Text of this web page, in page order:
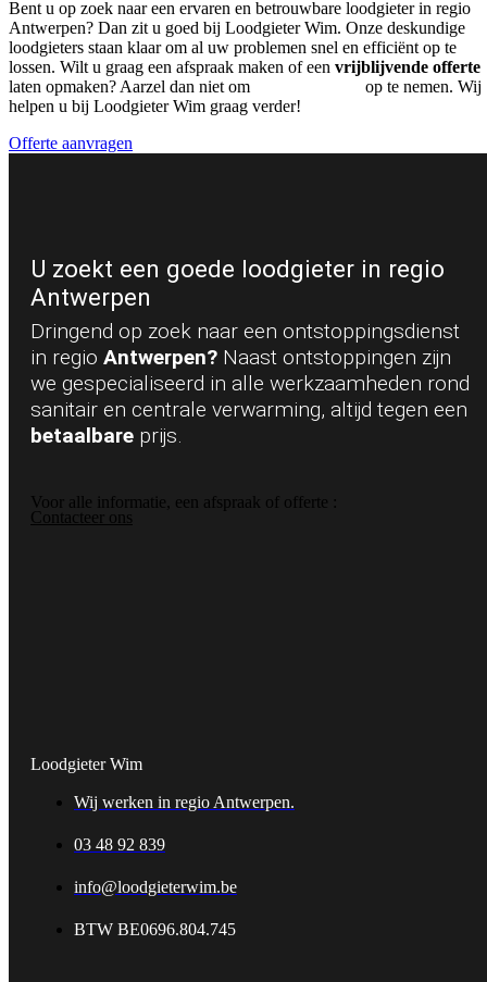
Bent u op zoek naar een ervaren en betrouwbare loodgieter in regio
Antwerpen? Dan zit u goed bij Loodgieter Wim. Onze deskundige
loodgieters staan klaar om al uw problemen snel en efficiënt op te
lossen. Wilt u graag een afspraak maken of een vrijblijvende offerte
laten opmaken? Aarzel dan niet om
op te nemen. Wij
helpen u bij Loodgieter Wim graag verder!
Offerte aanvragen
U zoekt een goede loodgieter in regio
Antwerpen
Dringend op zoek naar een ontstoppingsdienst
in regio Antwerpen? Naast ontstoppingen zijn
we gespecialiseerd in alle werkzaamheden rond
sanitair en centrale verwarming, altijd tegen een
betaalbare prijs.
Voor alle informatie, een afspraak of offerte :
Contacteer ons
Loodgieter Wim
Wij werken in regio Antwerpen.
03 48 92 839
info@loodgieterwim.be
BTW BE0696.804.745